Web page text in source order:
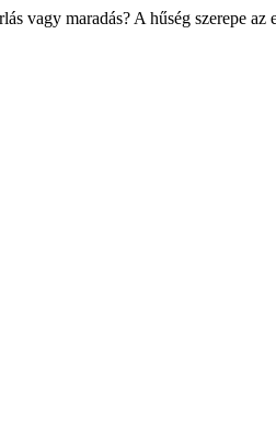
vagy maradás? A hűség szerepe az